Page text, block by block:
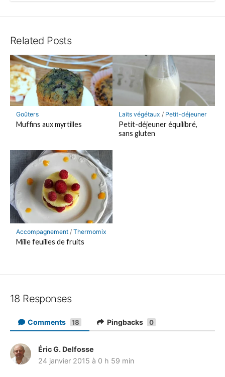
Related Posts
Goûters
Muffins aux myrtilles
Laits végétaux / Petit-déjeuner
Petit-déjeuner équilibré,
sans gluten
Accompagnement/ Thermomix
Mille feuilles de fruits
18 Responses
Comments 18 Pingbacks 0
Éric G. Delfosse
i
24 janvier 2015 à 0 h 59 min